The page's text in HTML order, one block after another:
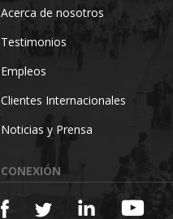
Acerca de nosotros
Testimonios
Empleos
Clientes Internacionales
Noticias y Prensa
CONEXIÓN